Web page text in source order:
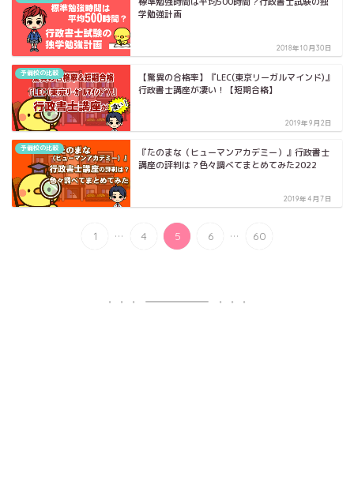
学勉強計画
2018年10月30日
予備校の比較
【驚異の合格率】『LEC(東京リーガルマインド)』
行政書士講座が凄い！【短期合格】
2019年9月2日
予備校の比較
『たのまな（ヒューマンアカデミー）』行政書士
講座の評判は？色々調べてまとめてみた2022
2019年4月7日
1 ... 4 5 6 ... 60